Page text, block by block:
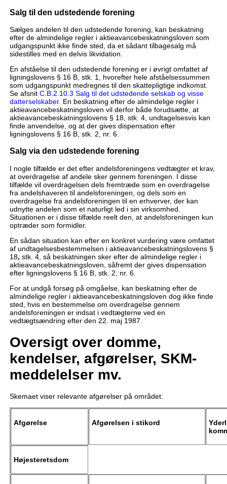
Salg til den udstedende forening
Sælges andelen til den udstedende forening, kan beskatning
efter de almindelige regler i aktieavancebeskatningsloven som
udgangspunkt ikke finde sted, da et sådant tilbagesalg må
sidestilles med en delvis likvidation.
En afståelse til den udstedende forening er i øvrigt omfattet af
ligningslovens § 16 B, stk. 1, hvorefter hele afståelsessummen
som udgangspunkt medregnes til den skattepligtige indkomst.
Se afsnit C.B.2.10.3 Salg til det udstedende selskab og visse
datterselskaber. En beskatning efter de almindelige regler i
aktieavancebeskatningsloven vil derfor både forudsætte, at
aktieavancebeskatningslovens § 18, stk. 4, undtagelsesvis kan
finde anvendelse, og at der gives dispensation efter
ligningslovens § 16 B, stk. 2, nr. 6.
Salg via den udstedende forening
I nogle tilfælde er det efter andelsforeningens vedtægter et krav,
at overdragelse af andele sker gennem foreningen. I disse
tilfælde vil overdragelsen dels fremtræde som en overdragelse
fra andelshaveren til andelsforeningen, og dels som en
overdragelse fra andelsforeningen til en erhverver, der kan
udnytte andelen som et naturligt led i sin virksomhed.
Situationen er i disse tilfælde reelt den, at andelsforeningen kun
optræder som formidler.
En sådan situation kan efter en konkret vurdering være omfattet
af undtagelsesbestemmelsen i aktieavancebeskatningslovens §
18, stk. 4, så beskatningen sker efter de almindelige regler i
aktieavancebeskatningsloven, såfremt der gives dispensation
efter ligningslovens § 16 B, stk. 2, nr. 6.
For at undgå forsøg på omgåelse, kan beskatning efter de
almindelige regler i aktieavancebeskatningsloven dog ikke finde
sted, hvis en bestemmelse om overdragelse gennem
andelsforeningen er indsat i vedtægterne ved en
vedtægtsændring efter den 22. maj 1987.
Oversigt over domme,
kendelser, afgørelser, SKM-
meddelelser mv.
Skemaet viser relevante afgørelser på området:
Afgørelse Afgørelsen i stikord
Højesteretsdom